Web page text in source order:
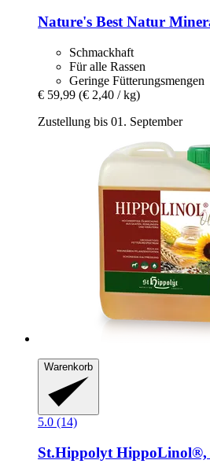
Nature's Best Natur
Schmackhaft
Für alle Rassen
Geringe Fütterungsmengen
€ 59,99 (€ 2,40 / kg)
Zustellung bis 01. September
Warenkorb
5.0 (14)
St.Hippolyt HippoLinol®,